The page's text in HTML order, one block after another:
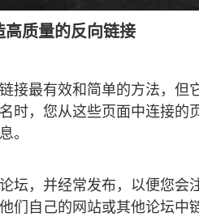
质量的反向链接
接最有效和简单的方法，但
时，您从这些页面中连接
。
坛，并经常发布，以便您
们自己的网站或其他论坛